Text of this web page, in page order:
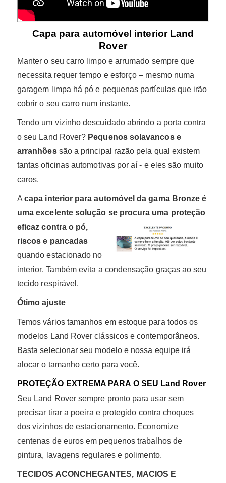
Capa para automóvel interior Land
Rover
Manter o seu carro limpo e arrumado sempre que
necessita requer tempo e esforço – mesmo numa
garagem limpa há pó e pequenas partículas que irão
cobrir o seu carro num instante.
Tendo um vizinho descuidado abrindo a porta contra
o seu Land Rover? Pequenos solavancos e
arranhõessão a principal razão pela qual existem
tantas oficinas automotivas por aí - e eles são muito
caros.
Acapa interior para automóvel da gama Bronze é
uma excelente solução seprocura uma proteção
eficaz contra o pó,
riscos e pancadas
quando estacionado no
interior. Também evita a condensação graças ao seu
tecido respirável.
Ótimo ajuste
Temos vários tamanhos em estoque para todos os
modelos Land Rover clássicos e contemporâneos.
Basta selecionar seu modelo e nossa equipe irá
alocar o tamanho certo para você.
PROTEÇÃO EXTREMA PARA O SEU Land Rover
Seu Land Rover sempre pronto para usar sem
precisar tirar a poeira e protegido contra choques
dos vizinhos de estacionamento. Economize
centenas de euros em pequenos trabalhos de
pintura, lavagens regulares e polimento.
TECIDOS ACONCHEGANTES, MACIOS E